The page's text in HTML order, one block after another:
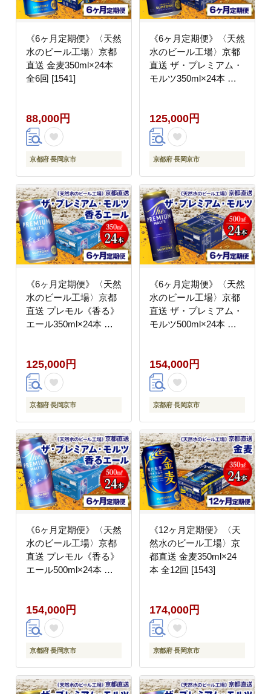
《6ヶ月定期便》〈天然
水のビール工場〉京都
直送 金麦350ml×24本
全6回 [1541]
88,000円
京都府 長岡京市
《6ヶ月定期便》〈天然
水のビール工場〉京都
直送 ザ・プレミアム・
モルツ350ml×24本 全6
125,000円
京都府 長岡京市
《6ヶ月定期便》〈天然
水のビール工場〉京都
直送 プレモル《香る》
エール350ml×24本 全6
125,000円
京都府 長岡京市
《6ヶ月定期便》〈天然
水のビール工場〉京都
直送 ザ・プレミアム・
モルツ500ml×24本 全6
154,000円
京都府 長岡京市
《6ヶ月定期便》〈天然
水のビール工場〉京都
直送 プレモル《香る》
エール500ml×24本 全6
154,000円
京都府 長岡京市
《12ヶ月定期便》〈天
然水のビール工場〉京
都直送 金麦350ml×24
本 全12回 [1543]
174,000円
京都府 長岡京市